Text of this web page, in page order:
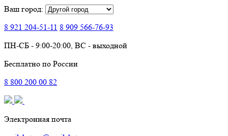
Ваш город:
8 921 204-51-11 8 909 566-76-93
ПН-СБ - 9:00-20:00, ВС - выходной
Бесплатно по России
8 800 200 00 82
Электронная почта